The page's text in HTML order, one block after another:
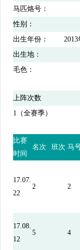
马匹烙号：
性别：
出生年份：
2013
出生地：
毛色：
上阵次数
1（全赛季）
比赛
时间
名次 班次 马
17.07.
22
2 2
17.08.
12
5 4